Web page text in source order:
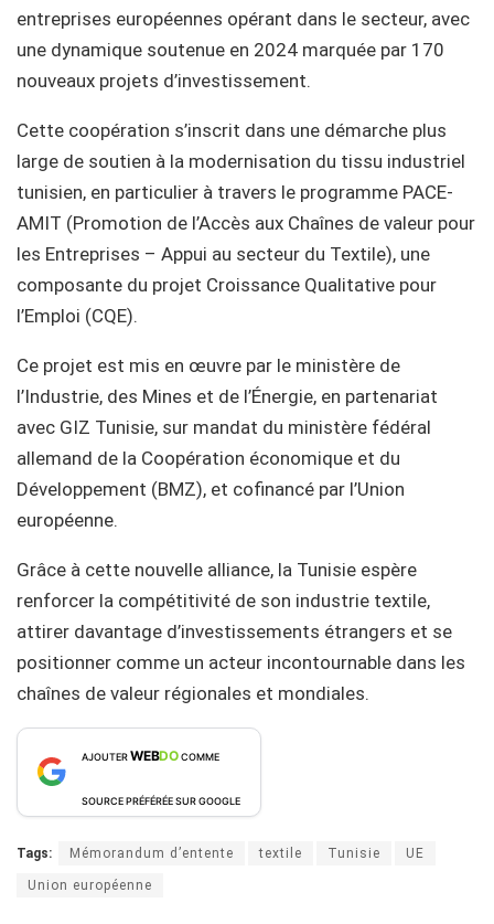
entreprises européennes opérant dans le secteur, avec
une dynamique soutenue en 2024 marquée par 170
nouveaux projets d’investissement.
Cette coopération s’inscrit dans une démarche plus
large de soutien à la modernisation du tissu industriel
tunisien, en particulier à travers le programme PACE-
AMIT (Promotion de l’Accès aux Chaînes de valeur pour
les Entreprises – Appui au secteur du Textile), une
composante du projet Croissance Qualitative pour
l’Emploi (CQE).
Ce projet est mis en œuvre par le ministère de
l’Industrie, des Mines et de l’Énergie, en partenariat
avec GIZ Tunisie, sur mandat du ministère fédéral
allemand de la Coopération économique et du
Développement (BMZ), et cofinancé par l’Union
européenne.
Grâce à cette nouvelle alliance, la Tunisie espère
renforcer la compétitivité de son industrie textile,
attirer davantage d’investissements étrangers et se
positionner comme un acteur incontournable dans les
chaînes de valeur régionales et mondiales.
AJOUTERWEBDOCOMME
SOURCE PRÉFÉRÉE SUR GOOGLE
Tags: Mémorandum d’entente textile Tunisie UE
Union européenne